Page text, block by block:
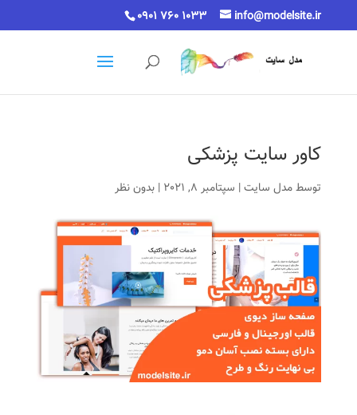
0901 760 1033 info@modelsite.ir
کاور سایت پزشکی
توسطمدل سایت| سپتامبر 8, 2021 | بدون نظر